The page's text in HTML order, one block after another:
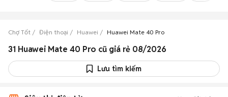
Chợ Tốt Điện thoại Huawei Huawei Mate 40 Pro
31 Huawei Mate 40 Pro cũ giá rẻ 08/2026
Lưu tìm kiếm